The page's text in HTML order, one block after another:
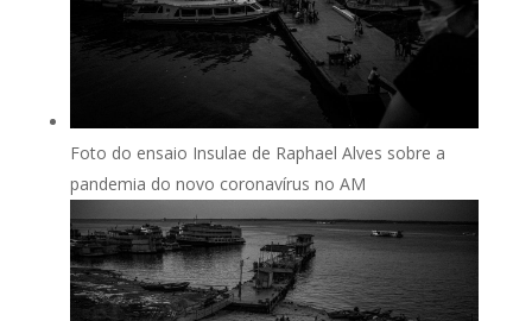
Foto do ensaio Insulae de Raphael Alves sobre a
pandemia do novo coronavírus no AM